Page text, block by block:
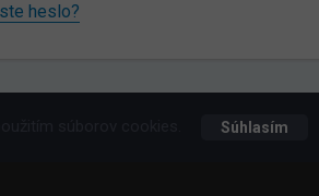
heslo?
Súhlasím